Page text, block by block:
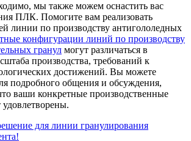
мы также можем оснастить вас
ПЛК. Помогите вам реализовать
линии по производству антигололедных
конфигурации линий по производству
гранул могут различаться в
производства, требований к
достижений. Вы можете
подробного общения и обсуждения,
ваши конкретные производственные
удовлетворены.
для линии гранулирования